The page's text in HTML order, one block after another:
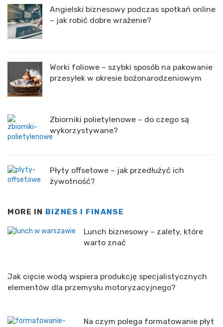
Angielski biznesowy podczas spotkań online
– jak robić dobre wrażenie?
Worki foliowe – szybki sposób na pakowanie
przesyłek w okresie bożonarodzeniowym
Zbiorniki polietylenowe – do czego są
wykorzystywane?
Płyty offsetowe – jak przedłużyć ich
żywotność?
MORE IN BIZNES I FINANSE
Lunch biznesowy – zalety, które
warto znać
Jak cięcie wodą wspiera produkcję specjalistycznych
elementów dla przemysłu motoryzacyjnego?
Na czym polega formatowanie płyt